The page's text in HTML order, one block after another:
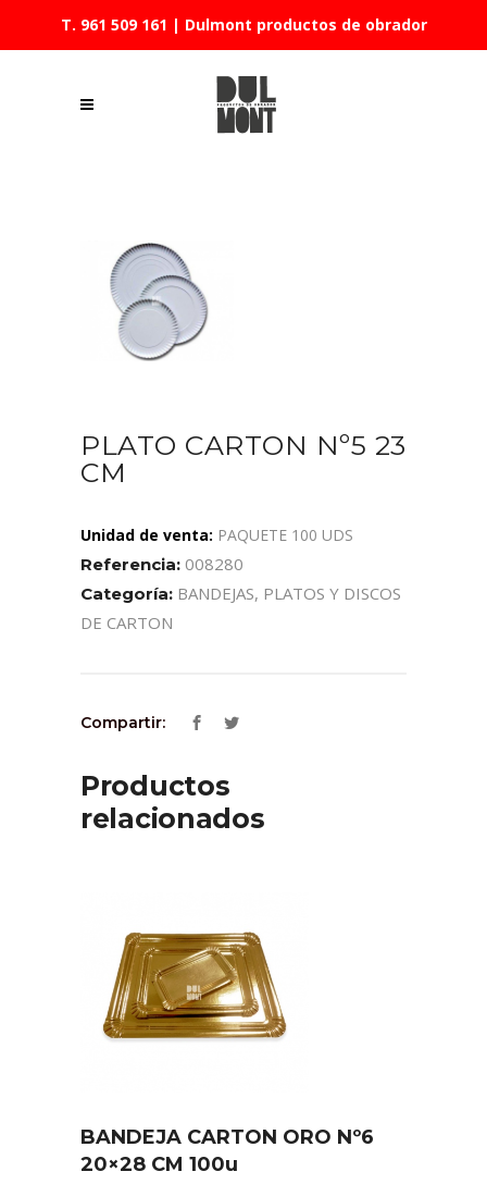
T. 961 509 161 | Dulmont productos de obrador
PLATO CARTON Nº5 23
CM
Unidad de venta: PAQUETE 100 UDS
Referencia: 008280
Categoría: BANDEJAS, PLATOS Y DISCOS
DE CARTON
Compartir:
Productos
relacionados
BANDEJA CARTON ORO Nº6
20×28 CM 100u